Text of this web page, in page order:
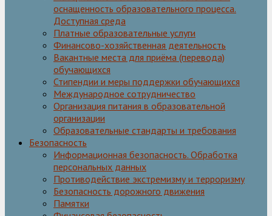
оснащенность образовательного процесса.
Доступная среда
Платные образовательные услуги
Финансово-хозяйственная деятельность
Вакантные места для приёма (перевода)
обучающихся
Стипендии и меры поддержки обучающихся
Международное сотрудничество
Организация питания в образовательной
организации
Образовательные стандарты и требования
Безопасность
Информационная безопасность. Обработка
персональных данных
Противодействие экстремизму и терроризму
Безопасность дорожного движения
Памятки